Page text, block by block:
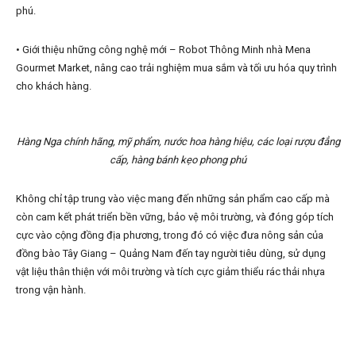
phú.
• Giới thiệu những công nghệ mới – Robot Thông Minh nhà Mena
Gourmet Market, nâng cao trải nghiệm mua sắm và tối ưu hóa quy trình
cho khách hàng.
Hàng Nga chính hãng, mỹ phẩm, nước hoa hàng hiệu, các loại rượu đẳng
cấp, hàng bánh kẹo phong phú
Không chỉ tập trung vào việc mang đến những sản phẩm cao cấp mà
còn cam kết phát triển bền vững, bảo vệ môi trường, và đóng góp tích
cực vào cộng đồng địa phương, trong đó có việc đưa nông sản của
đồng bào Tây Giang – Quảng Nam đến tay người tiêu dùng, sử dụng
vật liệu thân thiện với môi trường và tích cực giảm thiểu rác thải nhựa
trong vận hành.